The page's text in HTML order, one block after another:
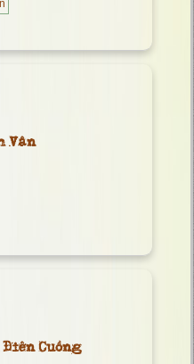
Vân
Điên Cuồng